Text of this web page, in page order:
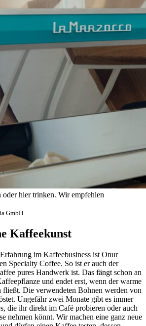
hier trinken. Wir empfehlen
GmbH
Kaffeekunst
im Kaffeebusiness ist Onur
Specialty Coffee. So ist er auch der
pures Handwerk ist. Das fängt schon an
und endet erst, wenn der warme
fließt. Die verwendeten Bohnen werden von
Ungefähr zwei Monate gibt es immer
die ihr direkt im Café probieren oder auch
nehmen könnt. Wir machen eine ganz neue